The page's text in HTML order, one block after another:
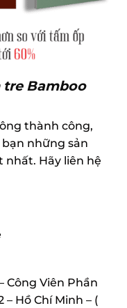
tre Bamboo
thành công,
những sản
nhất. Hãy liên hệ
Công Viên Phần
– Hồ Chí Minh – (